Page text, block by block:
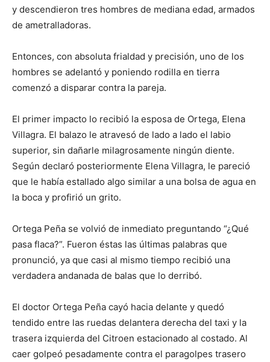
y descendieron tres hombres de mediana edad, armados
de ametralladoras.
Entonces, con absoluta frialdad y precisión, uno de los
hombres se adelantó y poniendo rodilla en tierra
comenzó a disparar contra la pareja.
El primer impacto lo recibió la esposa de Ortega, Elena
Villagra. El balazo le atravesó de lado a lado el labio
superior, sin dañarle milagrosamente ningún diente.
Según declaró posteriormente Elena Villagra, le pareció
que le había estallado algo similar a una bolsa de agua en
la boca y profirió un grito.
Ortega Peña se volvió de inmediato preguntando “¿Qué
pasa flaca?”. Fueron éstas las últimas palabras que
pronunció, ya que casi al mismo tiempo recibió una
verdadera andanada de balas que lo derribó.
El doctor Ortega Peña cayó hacia delante y quedó
tendido entre las ruedas delantera derecha del taxi y la
trasera izquierda del Citroen estacionado al costado. Al
caer golpeó pesadamente contra el paragolpes trasero